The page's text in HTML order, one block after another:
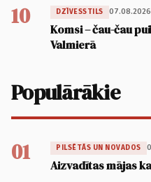
10 DZĪVESSTILS
Komsi – čau-čau
Valmierā
Populārākie
01 PILSĒTĀS UN NOVADOS
Aizvadītas mājas